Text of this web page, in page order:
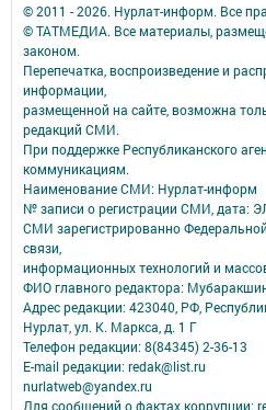
© 2011 - 2026. Нурлат-⁠информ. Все
© ТАТМЕДИА. Все материалы,
законом.
Перепечатка, воспроизведение и
информации,
размещенной на сайте, возможна
редакций СМИ.
При поддержке Республиканского
коммуникациям.
Наименование СМИ: Нурлат-⁠информ
№ записи о регистрации СМИ, дата:
СМИ зарегистрированно
связи,
информационных технологий и
ФИО главного редактора:
Адрес редакции: 423040, РФ,
Нурлат, ул. К. Маркса, д. 1 Г
Телефон редакции: 8(84345) 2-36-13
E-mail редакции: redak@list.ru
nurlatweb@yandex.ru
Для сообщений о фактах коррупции: